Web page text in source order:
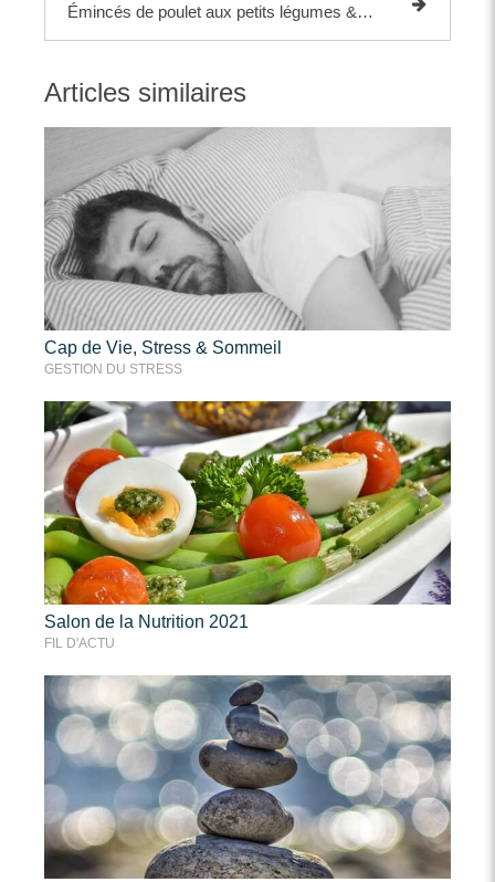
Émincés de poulet aux petits légumes & Riz Noir
Articles similaires
Cap de Vie, Stress & Sommeil
GESTION DU STRESS
Salon de la Nutrition 2021
FIL D'ACTU